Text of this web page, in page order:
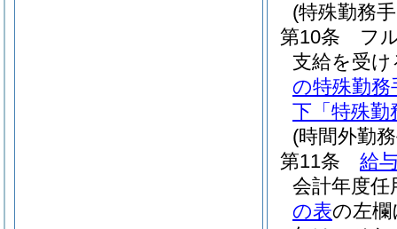
(特殊勤務
第10条
フ
支給を受
の特殊勤
下「特殊勤
(時間外勤
第11条
給
会計年度
の表の左